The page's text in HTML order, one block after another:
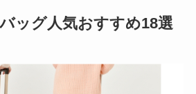
ッグ人気おすすめ18選